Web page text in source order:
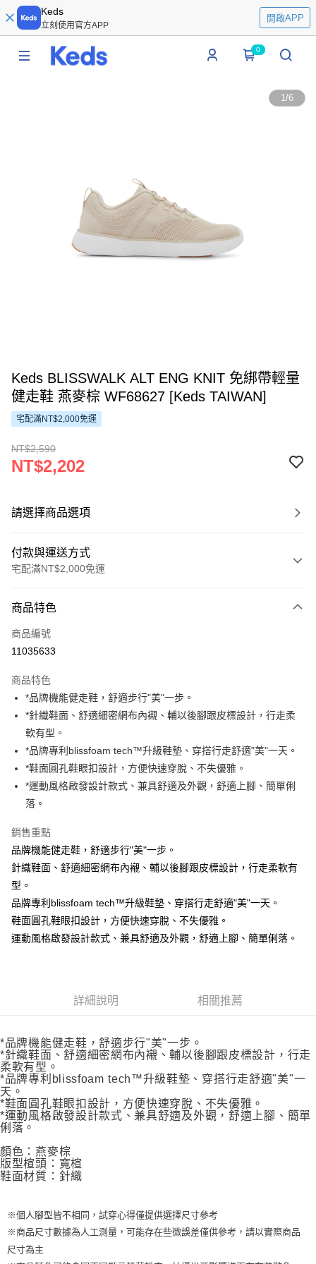
Keds
立刻使用官方APP
開啟APP
0
1/6
Keds BLISSWALK ALT ENG KNIT 免綁帶輕量
健走鞋 燕麥棕 WF68627 [Keds TAIWAN]
宅配滿NT$2,000免運
NT$2,590
NT$2,202
請選擇商品選項
付款與運送方式
宅配滿NT$2,000免運
信用卡一次付款
信用卡分期付款
合作金庫商業銀行
華南商業銀行
彰化商業銀行
上海商業儲蓄銀行
台北富邦商業銀行
國泰世華商業銀行
臺灣中小企業銀行
台中商業銀行
匯豐（台灣）商業銀行
華泰商業銀行
聯邦商業銀行
遠東國際商業銀行
元大商業銀行
永豐商業銀行
玉山商業銀行
台灣樂天信用卡公司
6 期 0 利率 每期
華南商業銀行
彰化商業銀行
上海商業儲蓄銀行
國泰世華商業銀行
兆豐國際商業銀行
臺灣中小企業銀行
台中商業銀行
匯豐（台灣）商業銀行
華泰商業銀行
聯邦商業銀行
元大商業銀行
玉山商業銀行
台灣樂天信用卡公司
Apple Pay
Google Pay
ATM付款
運送方式
每筆NT$100，滿NT$2,000(含以上)免運費
離島宅配
每筆NT$150
商品特色
商品編號
11035633
商品特色
*品牌機能健走鞋，舒適步行"美"一步。
*針織鞋面、舒適細密網布內襯、輔以後腳跟皮標設計，行走柔
軟有型。
*品牌專利blissfoam tech™升級鞋墊、穿搭行走舒適"美"一天。
*鞋面圓孔鞋眼扣設計，方便快速穿脫、不失優雅。
*運動風格啟發設計款式、兼具舒適及外觀，舒適上腳、簡單俐
落。
銷售重點
品牌機能健走鞋，舒適步行"美"一步。
針織鞋面、舒適細密網布內襯、輔以後腳跟皮標設計，行走柔軟有
型。
品牌專利blissfoam tech™升級鞋墊、穿搭行走舒適"美"一天。
鞋面圓孔鞋眼扣設計，方便快速穿脫、不失優雅。
運動風格啟發設計款式、兼具舒適及外觀，舒適上腳、簡單俐落。
詳細說明 相關推薦
*品牌機能健走鞋，舒適步行"美"一步。
*針織鞋面、舒適細密網布內襯、輔以後腳跟皮標設計，行走
柔軟有型。
*品牌專利blissfoam tech™升級鞋墊、穿搭行走舒適"美"一
天。
*鞋面圓孔鞋眼扣設計，方便快速穿脫、不失優雅。
*運動風格啟發設計款式、兼具舒適及外觀，舒適上腳、簡單
俐落。
顏色：燕麥棕
版型楦頭：寬楦
鞋面材質：針織
※個人腳型皆不相同，試穿心得僅提供選擇尺寸參考
※商品尺寸數據為人工測量，可能存在些微誤差僅供參考，請以實際商品
尺寸為主